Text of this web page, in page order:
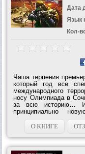
Дата
Язык
Кол-
Чаша терпения
который год все
международного
носу Олимпиада в
за всю историю… И
принципиально
федеральной
оперативной
О КНИГЕ